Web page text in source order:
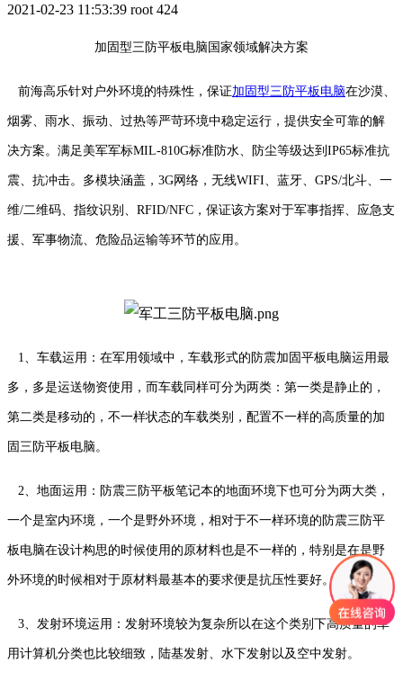
2021-02-23 11:53:39 root 424
加固型三防平板电脑国家领域解决方案
前海高乐针对户外环境的特殊性，保证加固型三防平板电脑在沙漠、
烟雾、雨水、振动、过热等严苛环境中稳定运行，提供安全可靠的解
决方案。满足美军军标MIL-810G标准防水、防尘等级达到IP65标准抗
震、抗冲击。多模块涵盖，3G网络，无线WIFI、蓝牙、GPS/北斗、一
维/二维码、指纹识别、RFID/NFC，保证该方案对于军事指挥、应急支
援、军事物流、危险品运输等环节的应用。
1、车载运用：在军用领域中，车载形式的防震加固平板电脑运用最
多，多是运送物资使用，而车载同样可分为两类：第一类是静止的，
第二类是移动的，不一样状态的车载类别，配置不一样的高质量的加
固三防平板电脑。
2、地面运用：防震三防平板笔记本的地面环境下也可分为两大类，
一个是室内环境，一个是野外环境，相对于不一样环境的防震三防平
板电脑在设计构思的时候使用的原材料也是不一样的，特别是在是野
外环境的时候相对于原材料最基本的要求便是抗压性要好。
3、发射环境运用：发射环境较为复杂所以在这个类别下高质量的军
用计算机分类也比较细致，陆基发射、水下发射以及空中发射。